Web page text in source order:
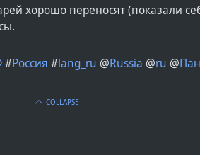
хорошо переносят (показали
#Россия #lang_ru @Russia @ru @
COLLAPSE